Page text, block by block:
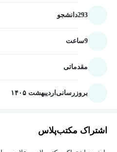
293دانشجو
9ساعت
مقدماتی
بروزرسانی اردیبهشت ۱۴۰۵
اشتراک مکتب‌پلاس